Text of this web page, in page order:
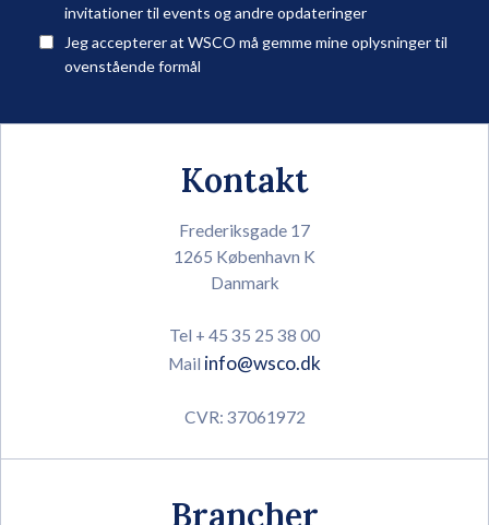
invitationer til events og andre opdateringer
Jeg accepterer at WSCO må gemme mine oplysninger til
ovenstående formål
Kontakt
Frederiksgade 17
1265 København K
Danmark
Tel + 45 35 25 38 00
Mail info@wsco.dk
CVR: 37061972
Brancher